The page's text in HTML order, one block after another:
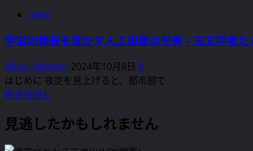
り
が
私
た
「宇
宙
へ
news
宇宙の静寂を脅かす人工衛星の光害 – 天文学者
Hikari Wooder 2024年10月8日 0
はじめに 夜空を見上げると、都市部で
続きを読む
の
見逃したかもしれません